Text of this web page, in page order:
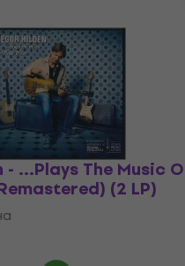
...Plays The Music
(2 LP)